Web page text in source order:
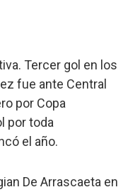
Tercer gol en los
fue ante Central
por Copa
por toda
el año.
De Arrascaeta en